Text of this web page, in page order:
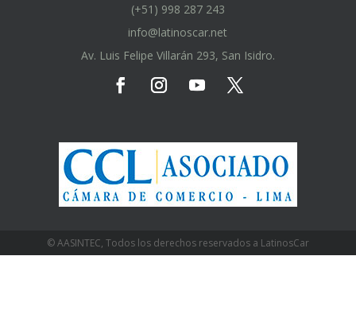
(+51) 998 287 243
info@latinoscar.net
Av. Luis Felipe Villarán 293, San Isidro.
© AASINTEC, Todos los derechos reservados a LatinosCar